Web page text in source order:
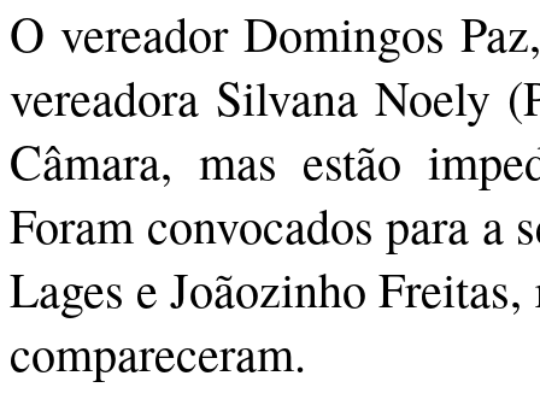
O vereador Domingos
vereadora Silvana Noely
Câmara, mas estão
Foram convocados para a
Lages e Joãozinho
compareceram.